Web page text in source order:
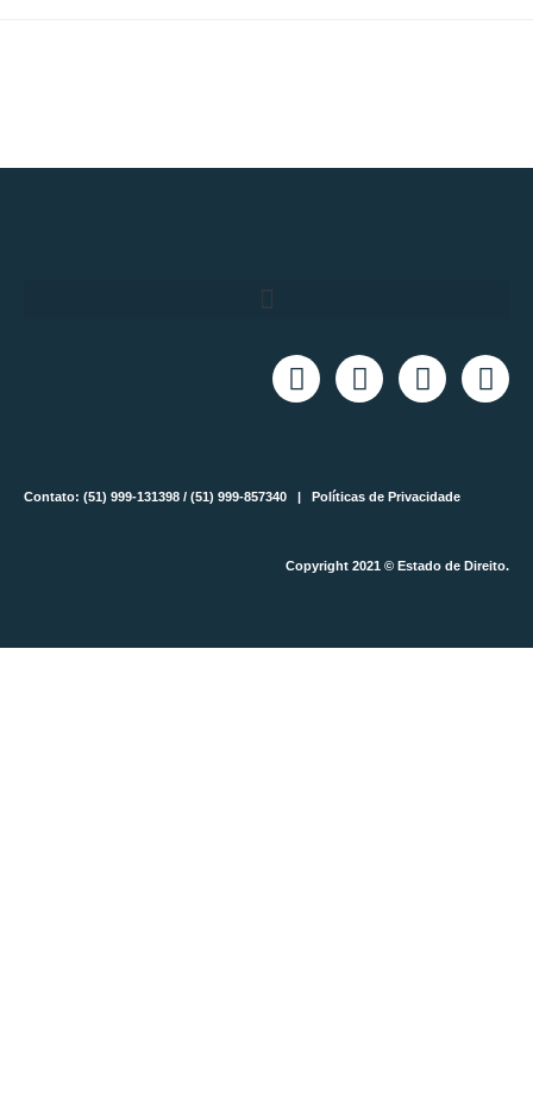
Contato: (51) 999-131398 / (51) 999-857340 | Políticas de Privacidade
Copyright 2021 © Estado de Direito.